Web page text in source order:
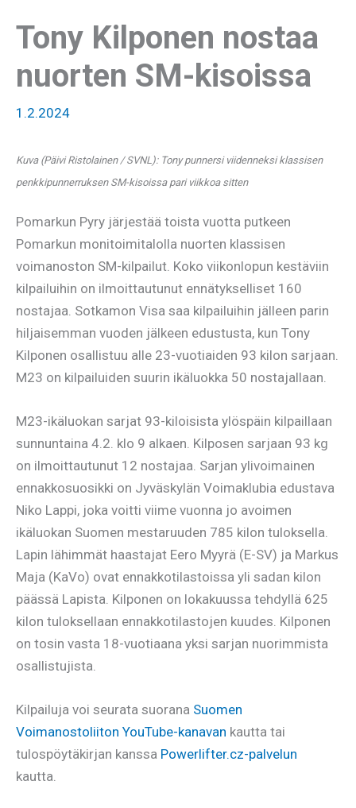
Tony Kilponen nostaa
nuorten SM-kisoissa
1.2.2024
Kuva (Päivi Ristolainen / SVNL): Tony punnersi viidenneksi klassisen
penkkipunnerruksen SM-kisoissa pari viikkoa sitten
Pomarkun Pyry järjestää toista vuotta putkeen
Pomarkun monitoimitalolla nuorten klassisen
voimanoston SM-kilpailut. Koko viikonlopun kestäviin
kilpailuihin on ilmoittautunut ennätykselliset 160
nostajaa. Sotkamon Visa saa kilpailuihin jälleen parin
hiljaisemman vuoden jälkeen edustusta, kun Tony
Kilponen osallistuu alle 23-vuotiaiden 93 kilon sarjaan.
M23 on kilpailuiden suurin ikäluokka 50 nostajallaan.
M23-ikäluokan sarjat 93-kiloisista ylöspäin kilpaillaan
sunnuntaina 4.2. klo 9 alkaen. Kilposen sarjaan 93 kg
on ilmoittautunut 12 nostajaa. Sarjan ylivoimainen
ennakkosuosikki on Jyväskylän Voimaklubia edustava
Niko Lappi, joka voitti viime vuonna jo avoimen
ikäluokan Suomen mestaruuden 785 kilon tuloksella.
Lapin lähimmät haastajat Eero Myyrä (E-SV) ja Markus
Maja (KaVo) ovat ennakkotilastoissa yli sadan kilon
päässä Lapista. Kilponen on lokakuussa tehdyllä 625
kilon tuloksellaan ennakkotilastojen kuudes. Kilponen
on tosin vasta 18-vuotiaana yksi sarjan nuorimmista
osallistujista.
Kilpailuja voi seurata suorana Suomen
Voimanostoliiton YouTube-kanavan kautta tai
tulospöytäkirjan kanssa Powerlifter.cz-palvelun
kautta.